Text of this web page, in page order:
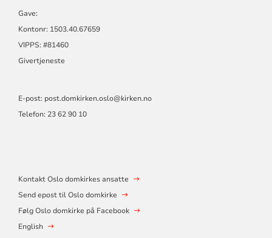
Gave:
Kontonr: 1503.40.67659
VIPPS: #81460
Givertjeneste
E-post: post.domkirken.oslo@kirken.no
Telefon: 23 62 90 10
Kontakt Oslo domkirkes ansatte
Send epost til Oslo domkirke
Følg Oslo domkirke på Facebook
English